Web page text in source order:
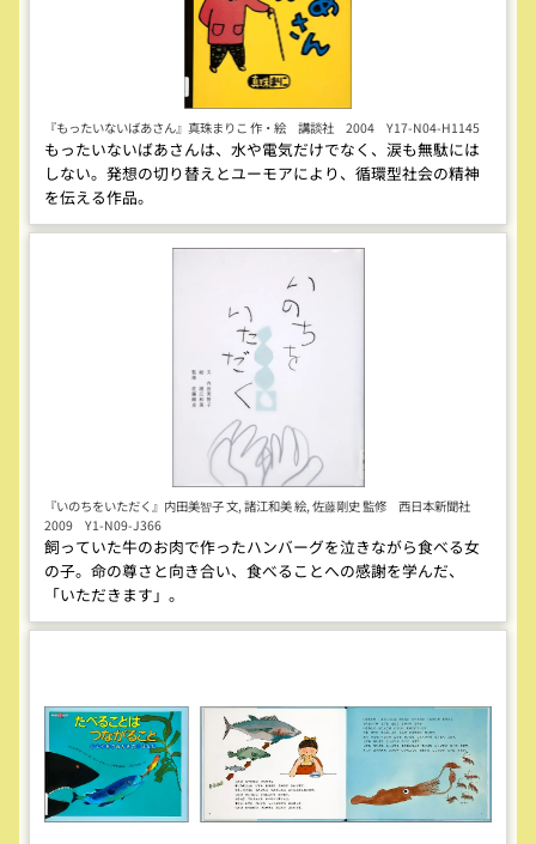
『もったいないばあさん』真珠まりこ 作・絵 講談社 2004 Y17-N04-H1145
もったいないばあさんは、水や電気だけでなく、涙も無駄には
しない。発想の切り替えとユーモアにより、循環型社会の精神
を伝える作品。
『いのちをいただく』内田美智子 文, 諸江和美 絵, 佐藤剛史 監修 西日本新聞社
2009 Y1-N09-J366
飼っていた牛のお肉で作ったハンバーグを泣きながら食べる女
の子。命の尊さと向き合い、食べることへの感謝を学んだ、
「いただきます」。